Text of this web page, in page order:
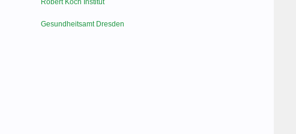
Robert Koch Institut
Gesundheitsamt Dresden